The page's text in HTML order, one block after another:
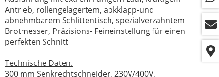
Antrieb, rollengelagertem, abkklapp-und
abnehmbarem Schlittentisch, spezialverzahntem
Brotmesser, Präzisions- Feineinstellung für einen
perfekten Schnitt
Technische Daten:
300 mm Senkrechtschneider, 230V/400V,